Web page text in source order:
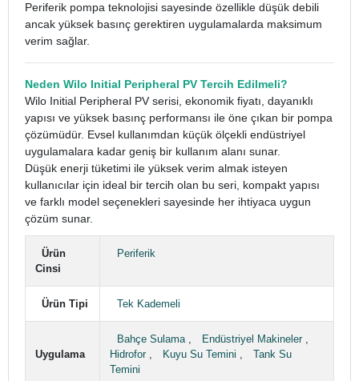
Periferik pompa teknolojisi sayesinde özellikle düşük debili
ancak yüksek basınç gerektiren uygulamalarda maksimum
verim sağlar.
Neden Wilo Initial Peripheral PV Tercih Edilmeli?
Wilo Initial Peripheral PV serisi, ekonomik fiyatı, dayanıklı
yapısı ve yüksek basınç performansı ile öne çıkan bir pompa
çözümüdür. Evsel kullanımdan küçük ölçekli endüstriyel
uygulamalara kadar geniş bir kullanım alanı sunar.
Düşük enerji tüketimi ile yüksek verim almak isteyen
kullanıcılar için ideal bir tercih olan bu seri, kompakt yapısı
ve farklı model seçenekleri sayesinde her ihtiyaca uygun
çözüm sunar.
Ürün
Cinsi
Periferik
Ürün Tipi Tek Kademeli
Uygulama
Bahçe Sulama, Endüstriyel Makineler,
Hidrofor, Kuyu Su Temini ,
Tank Su
Temini